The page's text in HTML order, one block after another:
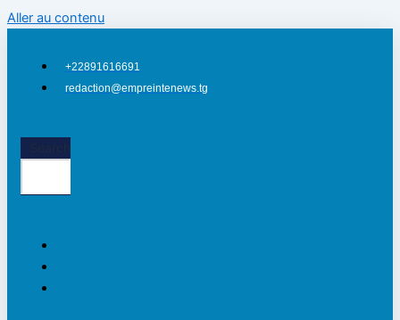
Aller au contenu
+22891616691
redaction@empreintenews.tg